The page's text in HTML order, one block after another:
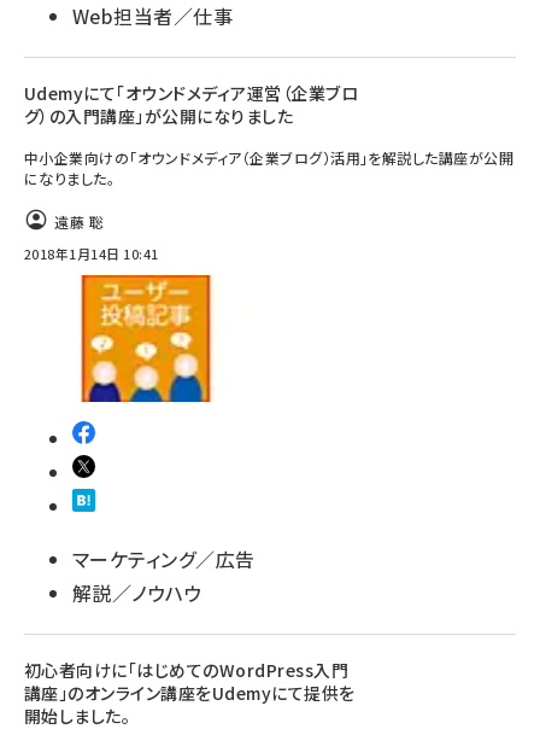
Web担当者／仕事
Udemyにて「オウンドメディア運営（企業ブロ
グ）の入門講座」が公開になりました
中小企業向けの「オウンドメディア（企業ブログ）活用」を解説した講座が公開
になりました。
遠藤 聡
2018年1月14日 10:41
マーケティング／広告
解説／ノウハウ
初心者向けに「はじめてのWordPress入門
講座」のオンライン講座をUdemyにて提供を
開始しました。